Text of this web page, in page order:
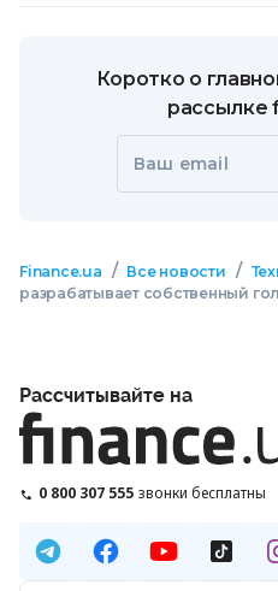
Коротко о
рассылке
Ваш email
Finance.ua / Все новости /
разрабатывает собственный
Рассчитывайте на
0 800 307 555 звонки бесплатны